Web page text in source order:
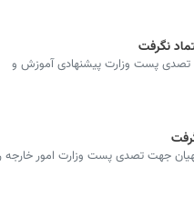
نگرفت
پست وزارت پیشنهادی آموزش و
جهت تصدی پست وزارت امور خارجه